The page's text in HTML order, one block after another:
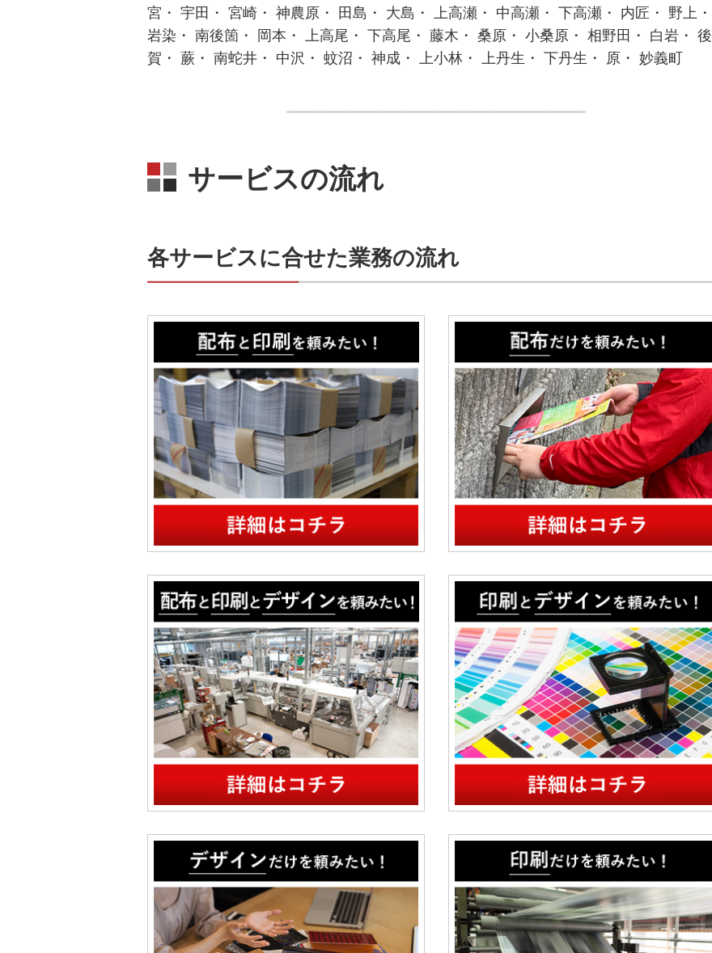
宮・ 宇田・ 宮崎・ 神農原・ 田島・ 大島・ 上高瀬・ 中高瀬・ 下高瀬・ 内匠・ 野上・
岩染・ 南後箇・ 岡本・ 上高尾・ 下高尾・ 藤木・ 桑原・ 小桑原・ 相野田・ 白岩・ 後
賀・ 蕨・ 南蛇井・ 中沢・ 蚊沼・ 神成・ 上小林・ 上丹生・ 下丹生・ 原・ 妙義町
サービスの流れ
各サービスに合せた業務の流れ